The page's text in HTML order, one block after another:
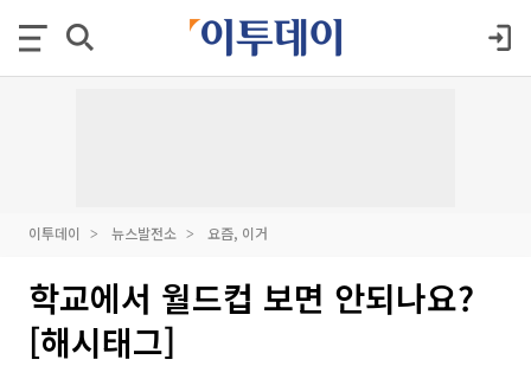
이투데이 뉴스발전소 요즘, 이거
학교에서 월드컵 보면 안되나요?
[해시태그]